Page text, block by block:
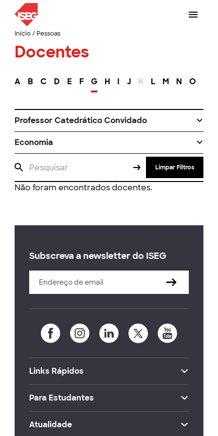
Início/ Pessoas
Docentes
A B C D E F G H I J K L M N O
Professor Catedrático Convidado
Economia
Limpar Filtros
Não foram encontrados docentes.
Subscreva a newsletter do ISEG
Links Rápidos
Para Estudantes
Atualidade